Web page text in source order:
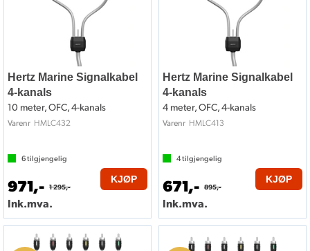
Hertz Marine Signalkabel
4-kanals
10 meter, OFC, 4-kanals
Varenr HMLC432
6tilgjengelig
971,- 1 295,-
Ink.mva.
KJØP
Hertz Marine Signalkabel
4-kanals
4 meter, OFC, 4-kanals
Varenr HMLC413
4tilgjengelig
671,- 895,-
Ink.mva.
KJØP